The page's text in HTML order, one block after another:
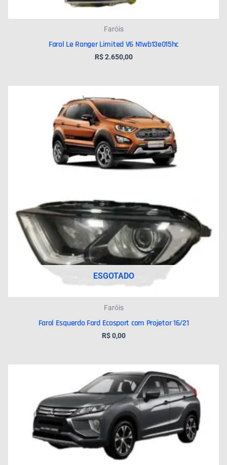
Faróis
Farol Le Ranger Limited V6 N1wb13e015hc
R$2.650,00
ESGOTADO
Faróis
Farol Esquerdo Ford Ecosport com Projetor 16/21
R$0,00